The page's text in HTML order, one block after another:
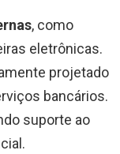
, como
eletrônicas.
projetado
bancários.
suporte ao